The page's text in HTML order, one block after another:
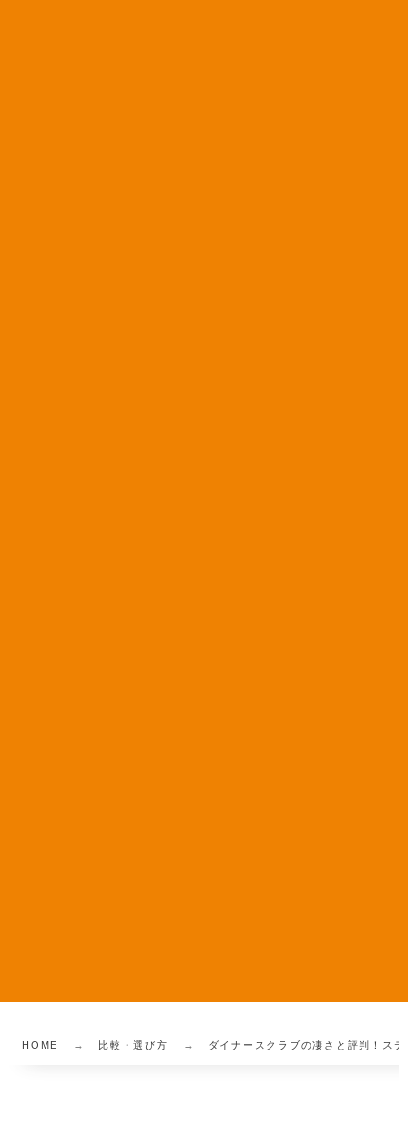
HOME 比較・選び方 ダイナースクラブの凄さと評判！ス